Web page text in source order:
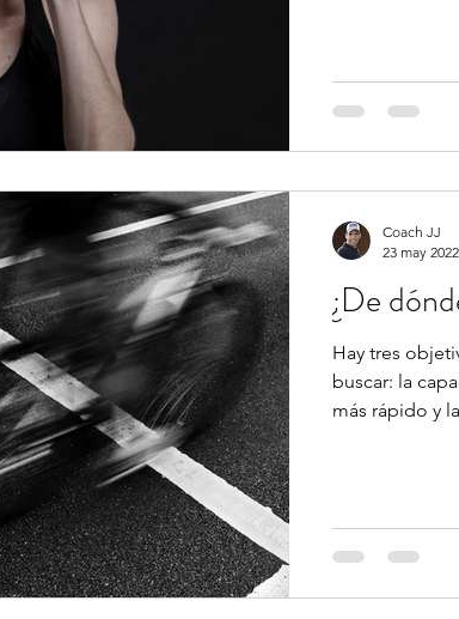
¿De
Hay tres
buscar: la
más rápido y
Coach JJ
23 may 2022